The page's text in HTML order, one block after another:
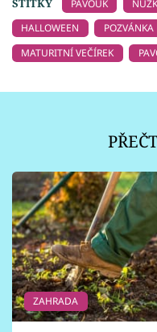
ŠTÍTKY
PAVOUK
HALLOWEEN
POZVÁNKA
MATURITNÍ VEČÍREK
ZAHRADA